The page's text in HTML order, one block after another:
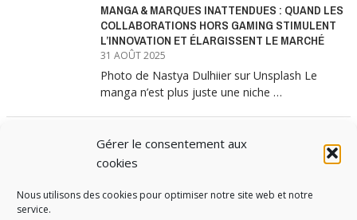
Gérer le consentement aux
cookies
Nous utilisons des cookies pour optimiser notre site web et notre
service.
MANGA & MARQUES INATTENDUES : QUAND LES
COLLABORATIONS HORS GAMING STIMULENT
L’INNOVATION ET ÉLARGISSENT LE MARCHÉ
31 AOÛT 2025
Photo de Nastya Dulhiier sur Unsplash Le
manga n’est plus juste une niche …
MANGA & MARQUES : ANATOMIE D’UNE
ALLIANCE MARKETING GAGNANTE
Les interminables files d’attente devant les